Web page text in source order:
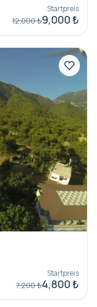
Startpreis
12,000 ₺9,000 ₺
Startpreis
7,200 ₺4,800 ₺